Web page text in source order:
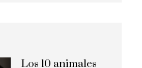
Los 10 animales